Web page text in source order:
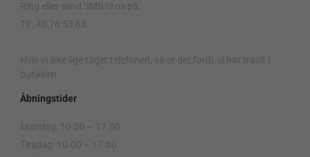
Ring eller send SMS til os på:
Tlf. 40 76 53 63
Hvis vi ikke lige tager telefonen, så er det fordi, vi har travlt i
butikken.
Åbningstider
Mandag: 10.00 – 17.00
Tirsdag: 10.00 – 17.00